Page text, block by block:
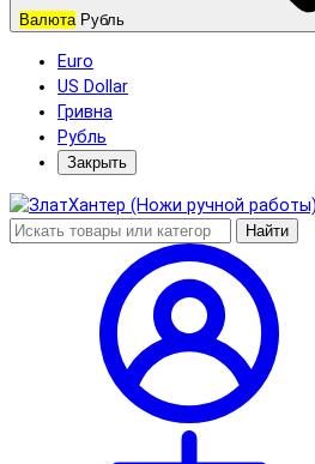
Валюта Рубль
Euro
US Dollar
Гривна
Рубль
Закрыть
Найти